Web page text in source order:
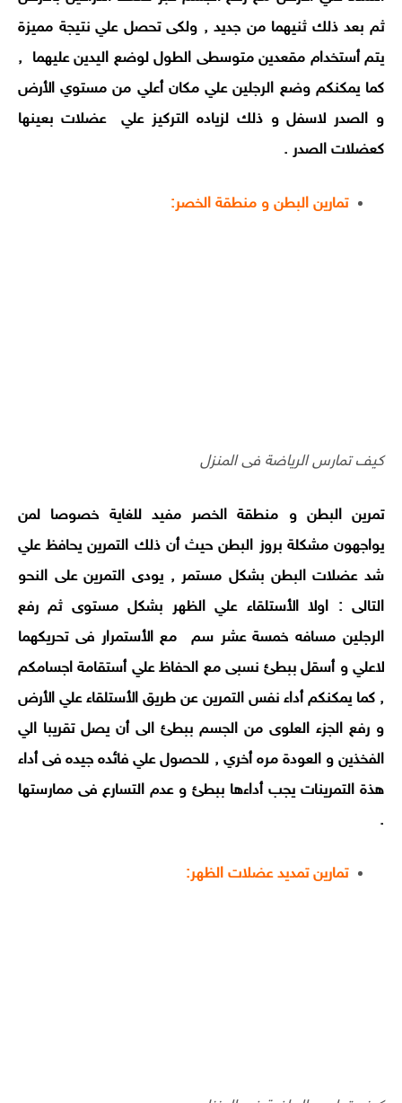
ثم بعد ذلك ثنيهما من جديد , ولكى تحصل علي نتيجة مميزة
يتم أستخدام مقعدين متوسطى الطول لوضع اليدين عليهما ,
كما يمكنكم وضع الرجلين علي مكان أعلي من مستوي الأرض
و الصدر لاسفل و ذلك لزياده التركيز علي عضلات بعينها
كعضلات الصدر .
تمارين البطن و منطقة الخصر:
كيف تمارس الرياضة فى المنزل
تمرين البطن و منطقة الخصر مفيد للغاية خصوصا لمن
يواجهون مشكلة بروز البطن حيث أن ذلك التمرين يحافظ علي
شد عضلات البطن بشكل مستمر , يودى التمرين على النحو
التالى : اولا الأستلقاء علي الظهر بشكل مستوى ثم رفع
الرجلين مسافه خمسة عشر سم مع الأستمرار فى تحريكهما
لاعلي و أسقل ببطئ نسبى مع الحفاظ علي أستقامة اجسامكم
, كما يمكنكم أداء نفس التمرين عن طريق الأستلقاء علي الأرض
و رفع الجزء العلوى من الجسم ببطئ الى أن يصل تقريبا الي
الفخذين و العودة مره أخري , للحصول علي فائده جيده فى أداء
هذة التمرينات يجب أداءها ببطئ و عدم التسارع فى ممارستها
.
تمارين تمديد عضلات الظهر: